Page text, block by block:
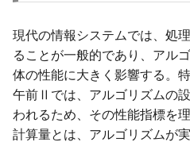
現代の情報システムでは、処
ることが一般的であり、アル
体の性能に大きく影響する。
午前Ⅱでは、アルゴリズムの
われるため、その性能指標を
計算量とは、アルゴリズムが